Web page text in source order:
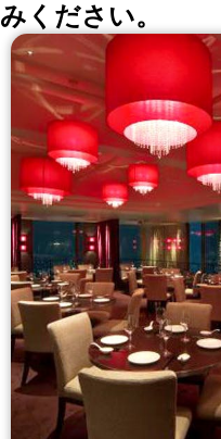
みください。